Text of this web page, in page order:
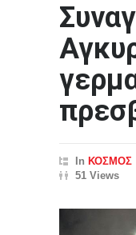
In ΚΟΣΜΟΣ
51 Views